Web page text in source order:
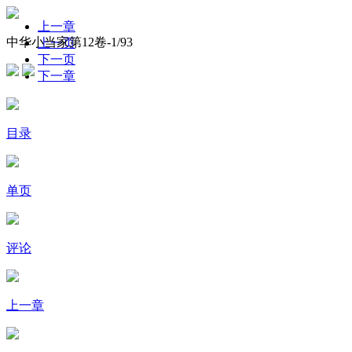
中华小当家第12卷-1/93
上一章
上一页
下一页
下一章
目录
单页
评论
上一章